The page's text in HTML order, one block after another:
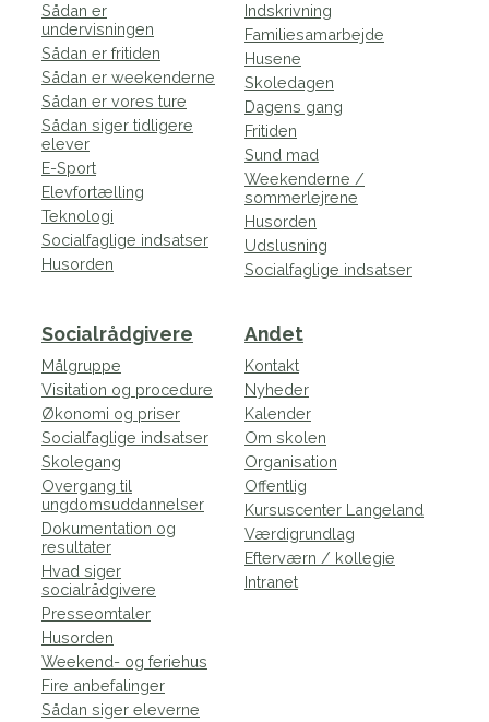
Sådan er
undervisningen
Sådan er fritiden
Sådan er weekenderne
Sådan er vores ture
Sådan siger tidligere
elever
E-Sport
Elevfortælling
Teknologi
Socialfaglige indsatser
Husorden
Indskrivning
Familiesamarbejde
Husene
Skoledagen
Dagens gang
Fritiden
Sund mad
Weekenderne /
sommerlejrene
Husorden
Udslusning
Socialfaglige indsatser
Socialrådgivere
Målgruppe
Visitation og procedure
Økonomi og priser
Socialfaglige indsatser
Skolegang
Overgang til
ungdomsuddannelser
Dokumentation og
resultater
Hvad siger
socialrådgivere
Presseomtaler
Husorden
Weekend- og feriehus
Fire anbefalinger
Sådan siger eleverne
Andet
Kontakt
Nyheder
Kalender
Om skolen
Organisation
Offentlig
Kursuscenter Langeland
Værdigrundlag
Efterværn / kollegie
Intranet